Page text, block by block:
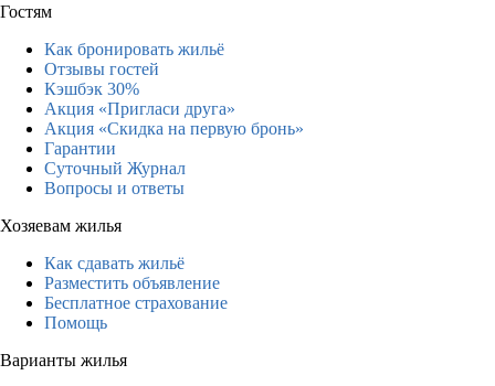
Гостям
Как бронировать жильё
Отзывы гостей
Кэшбэк 30%
Акция «Пригласи друга»
Акция «Скидка на первую бронь»
Гарантии
Суточный Журнал
Вопросы и ответы
Хозяевам жилья
Как сдавать жильё
Разместить объявление
Бесплатное страхование
Помощь
Варианты жилья